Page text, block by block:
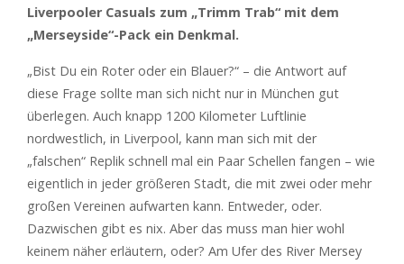
Liverpooler Casuals zum „Trimm Trab“ mit dem
„Merseyside“-Pack ein Denkmal.
„Bist Du ein Roter oder ein Blauer?“ – die Antwort auf
diese Frage sollte man sich nicht nur in München gut
überlegen. Auch knapp 1200 Kilometer Luftlinie
nordwestlich, in Liverpool, kann man sich mit der
„falschen“ Replik schnell mal ein Paar Schellen fangen – wie
eigentlich in jeder größeren Stadt, die mit zwei oder mehr
großen Vereinen aufwarten kann. Entweder, oder.
Dazwischen gibt es nix. Aber das muss man hier wohl
keinem näher erläutern, oder? Am Ufer des River Mersey